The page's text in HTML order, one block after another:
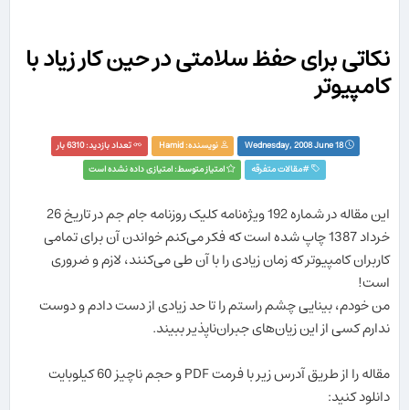
نکاتی برای حفظ سلامتی در حین کار زیاد با
کامپیوتر
Wednesday, 2008 June 18 نویسنده:Hamid
تعداد بازدید: 6310 بار
#مقالات متفرقه امتیاز متوسط: امتیازی داده نشده است
این مقاله در شماره 192 ویژه‌نامه کلیک روزنامه جام جم در تاریخ 26
خرداد 1387 چاپ شده است که فکر می‌کنم خواندن آن برای تمامی
کاربران کامپیوتر که زمان زیادی را با آن طی می‌کنند، لازم و ضروری
است!
من خودم، بینایی چشم راستم را تا حد زیادی از دست دادم و دوست
ندارم کسی از این زیان‌های جبران‌ناپذیر ببیند.
مقاله را از طریق آدرس زیر با فرمت PDF و حجم ناچیز 60 کیلوبایت
دانلود کنید: